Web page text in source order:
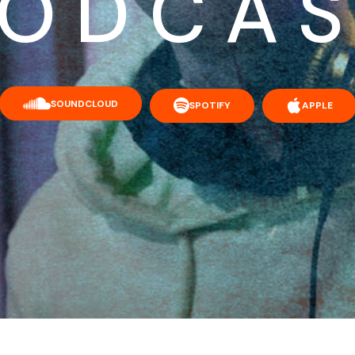
SOUNDCLOUD SPOTIFY APPLE